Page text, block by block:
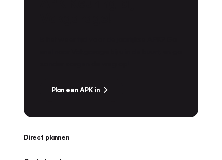
Plan een APK in
Direct plannen